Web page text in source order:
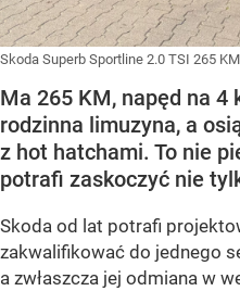
Skoda Superb Sportline 2.0 TSI 265
Ma 265 KM, napęd na 4
rodzinna limuzyna, a
z hot hatchami. To nie
potrafi zaskoczyć nie
Skoda od lat potrafi
zakwalifikować do jednego
a zwłaszcza jej odmiana w